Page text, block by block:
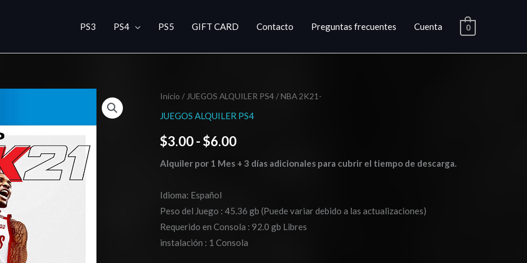
PS3 PS4 PS5 GIFT CARD Contacto Preguntas frecuentes Cuenta 0
Inicio / JUEGOS ALQUILER PS4/ NBA 2K21-
JUEGOS ALQUILER PS4
$3.00-$6.00
Rango
de
precios:
hasta
$6.00
Alquiler por 1 Mes + 3 días adicionales para cubrir el tiempo de descarga.
Idioma: Español
Peso del Juego : 45.36 gb (Puede variar debido a las actualizaciones)
Requerido en Consola : 92.0 gb Libres
instalación : 1 Consola
NBA
2K21-